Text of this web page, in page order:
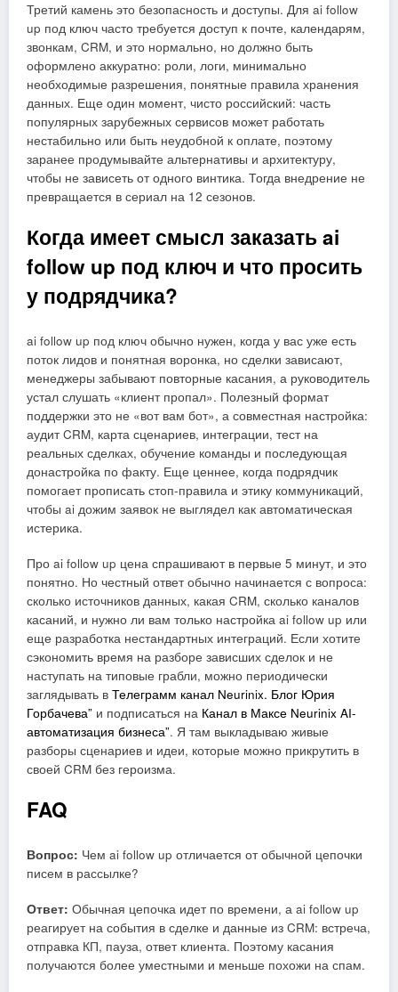
Третий камень это безопасность и доступы. Для ai follow
up под ключ часто требуется доступ к почте, календарям,
звонкам, CRM, и это нормально, но должно быть
оформлено аккуратно: роли, логи, минимально
необходимые разрешения, понятные правила хранения
данных. Еще один момент, чисто российский: часть
популярных зарубежных сервисов может работать
нестабильно или быть неудобной к оплате, поэтому
заранее продумывайте альтернативы и архитектуру,
чтобы не зависеть от одного винтика. Тогда внедрение не
превращается в сериал на 12 сезонов.
Когда имеет смысл заказать ai
follow up под ключ и что просить
у подрядчика?
ai follow up под ключ обычно нужен, когда у вас уже есть
поток лидов и понятная воронка, но сделки зависают,
менеджеры забывают повторные касания, а руководитель
устал слушать «клиент пропал». Полезный формат
поддержки это не «вот вам бот», а совместная настройка:
аудит CRM, карта сценариев, интеграции, тест на
реальных сделках, обучение команды и последующая
донастройка по факту. Еще ценнее, когда подрядчик
помогает прописать стоп-правила и этику коммуникаций,
чтобы ai дожим заявок не выглядел как автоматическая
истерика.
Про ai follow up цена спрашивают в первые 5 минут, и это
понятно. Но честный ответ обычно начинается с вопроса:
сколько источников данных, какая CRM, сколько каналов
касаний, и нужно ли вам только настройка ai follow up или
еще разработка нестандартных интеграций. Если хотите
сэкономить время на разборе зависших сделок и не
наступать на типовые грабли, можно периодически
заглядывать в Телеграмм канал Neurinix. Блог Юрия
Горбачева” и подписаться на Канал в Максе Neurinix AI-
автоматизация бизнеса”. Я там выкладываю живые
разборы сценариев и идеи, которые можно прикрутить в
своей CRM без героизма.
FAQ
Вопрос: Чем ai follow up отличается от обычной цепочки
писем в рассылке?
Ответ: Обычная цепочка идет по времени, а ai follow up
реагирует на события в сделке и данные из CRM: встреча,
отправка КП, пауза, ответ клиента. Поэтому касания
получаются более уместными и меньше похожи на спам.